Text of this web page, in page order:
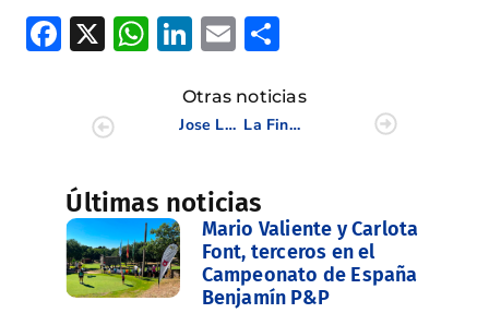
Facebook
X WhatsApp
LinkedIn
Email
Otras noticias
Jose Luis Ballester, Carla Bernat, Martina Navarro, Raúl Gómez y Sergio García, premiados en la Gala del Golf 2024
La Final del TUMI Spain Golf Tour, en enero en Panorámica
Últimas noticias
Mario Valiente y Carlota
Font, terceros en el
Campeonato de España
Benjamín P&P